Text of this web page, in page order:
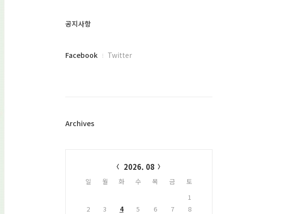
글
공지사항
페
플
Facebook Twitter
Archives
2026. 08
일 월 화 수 목 금
토
1
2
3 4 5 6 7
8